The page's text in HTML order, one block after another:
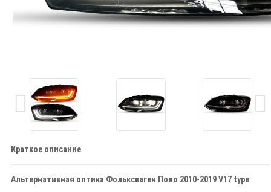
Краткое описание
Альтернативная оптика Фольксваген Поло 2010-2019 V17 type